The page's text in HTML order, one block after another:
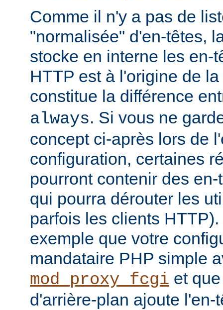
Comme il n'y a pas de
"normalisée" d'en-têtes,
stocke en interne les en-
HTTP est à l'origine de
constitue la différence
always. Si vous ne
concept ci-après lors de
configuration, certaines
pourront contenir des
qui pourra dérouter les
parfois les clients
exemple que votre
mandataire PHP simple
mod_proxy_fcgi et
d'arrière-plan ajoute